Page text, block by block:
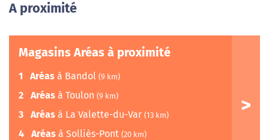
A proximité
Magasins Aréas à proximité
1 Aréas à Bandol (9 km)
2 Aréas à Toulon (9 km)
3 Aréas à La Valette-du-Var (13 km)
4 Aréas à Solliès-Pont (20 km)